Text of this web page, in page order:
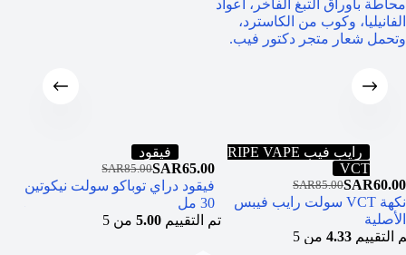
رايب فيب RIPE VAPE
VCT
SAR85.00SAR60.00
نكهة VCT سولت رايب فيبس
الأصلية
التقييم 4.33من 5
فيقود
SAR85.00SAR65.00
فيقود دراي توباكو سولت نيكوتين
30 مل
تم التقييم5.00 من 5